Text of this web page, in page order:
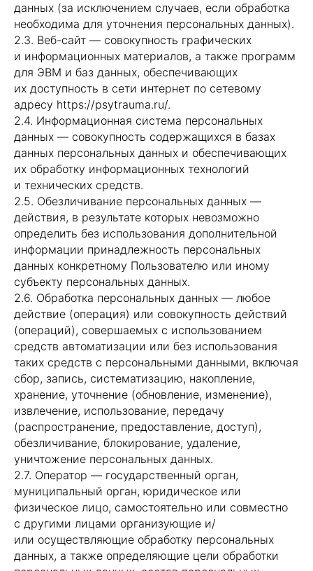
данных (за исключением случаев, если обработка
необходима для уточнения персональных данных).
2.3. Веб-сайт — совокупность графических
и информационных материалов, а также программ
для ЭВМ и баз данных, обеспечивающих
их доступность в сети интернет по сетевому
адресу https://psytrauma.ru/.
2.4. Информационная система персональных
данных — совокупность содержащихся в базах
данных персональных данных и обеспечивающих
их обработку информационных технологий
и технических средств.
2.5. Обезличивание персональных данных —
действия, в результате которых невозможно
определить без использования дополнительной
информации принадлежность персональных
данных конкретному Пользователю или иному
субъекту персональных данных.
2.6. Обработка персональных данных — любое
действие (операция) или совокупность действий
(операций), совершаемых с использованием
средств автоматизации или без использования
таких средств с персональными данными, включая
сбор, запись, систематизацию, накопление,
хранение, уточнение (обновление, изменение),
извлечение, использование, передачу
(распространение, предоставление, доступ),
обезличивание, блокирование, удаление,
уничтожение персональных данных.
2.7. Оператор — государственный орган,
муниципальный орган, юридическое или
физическое лицо, самостоятельно или совместно
с другими лицами организующие и/
или осуществляющие обработку персональных
данных, а также определяющие цели обработки